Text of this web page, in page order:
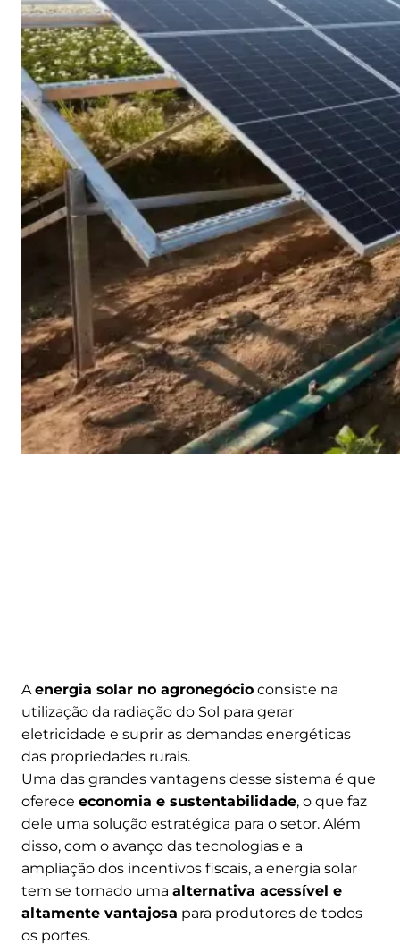
Aenergia solar no agronegócio consiste na
utilização da radiação do Sol para gerar
eletricidade e suprir as demandas energéticas
das propriedades rurais.
Uma das grandes vantagens desse sistema é que
oferece economia e sustentabilidade, o que faz
dele uma solução estratégica para o setor. Além
disso, com o avanço das tecnologias e a
ampliação dos incentivos fiscais, a energia solar
tem se tornado uma alternativa acessível e
altamente vantajosa para produtores de todos
os portes.